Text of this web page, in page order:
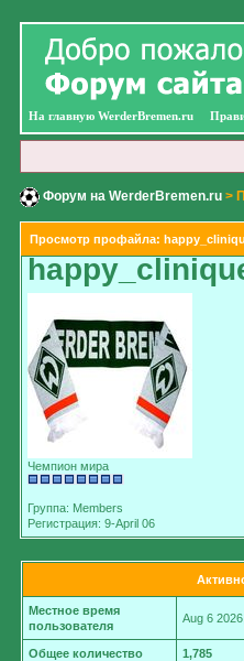
На главную WerderBremen.ru
Форум на WerderBremen.ru>
Просмотр профайла:
Чемпион мира
Группа: Members
Регистрация: 9-April 06
Местное время
пользователя
Aug 6
Общее количество
1,785